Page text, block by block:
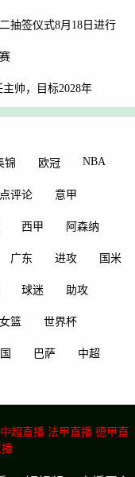
抽签仪式8月18日进行
帅，目标2028年
锦 欧冠 NBA
评论 意甲
西甲 阿森纳
广东 进攻 国米
球迷 助攻
篮 世界杯
巴萨 中超
中超直播 法甲直播 德甲直